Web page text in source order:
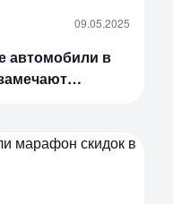
09.05.2025
автомобили в